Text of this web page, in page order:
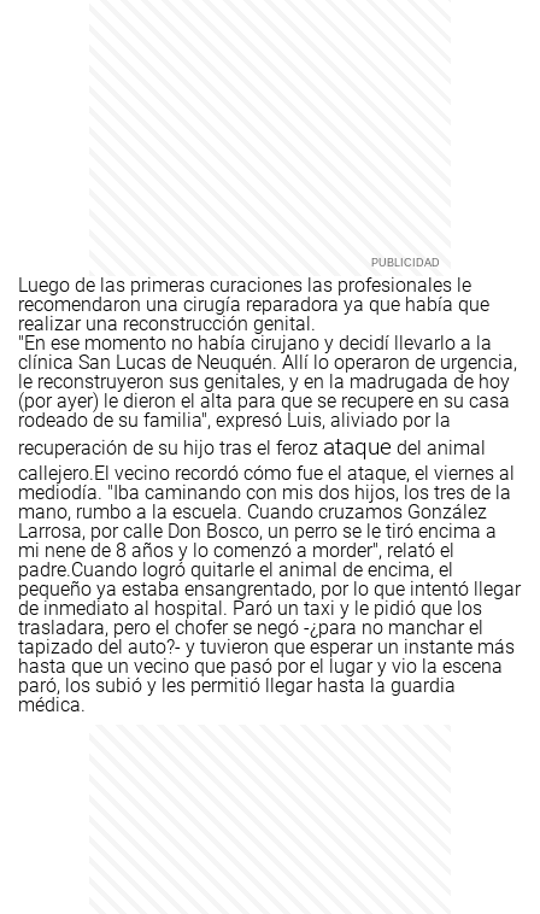
Luego de las primeras curaciones las profesionales le
recomendaron una cirugía reparadora ya que había que
realizar una reconstrucción genital.
"En ese momento no había cirujano y decidí llevarlo a la
clínica San Lucas de Neuquén. Allí lo operaron de urgencia,
le reconstruyeron sus genitales, y en la madrugada de hoy
(por ayer) le dieron el alta para que se recupere en su casa
rodeado de su familia", expresó Luis, aliviado por la
recuperación de su hijo tras el feroz ataque del animal
callejero.El vecino recordó cómo fue el ataque, el viernes al
mediodía. "Iba caminando con mis dos hijos, los tres de la
mano, rumbo a la escuela. Cuando cruzamos González
Larrosa, por calle Don Bosco, un perro se le tiró encima a
mi nene de 8 años y lo comenzó a morder", relató el
padre.Cuando logró quitarle el animal de encima, el
pequeño ya estaba ensangrentado, por lo que intentó llegar
de inmediato al hospital. Paró un taxi y le pidió que los
trasladara, pero el chofer se negó -¿para no manchar el
tapizado del auto?- y tuvieron que esperar un instante más
hasta que un vecino que pasó por el lugar y vio la escena
paró, los subió y les permitió llegar hasta la guardia
médica.